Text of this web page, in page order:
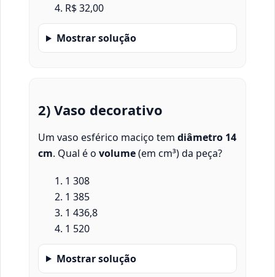
R$ 32,00
Mostrar solução
2) Vaso decorativo
Um vaso esférico maciço tem diâmetro 14
cm. Qual é o volume(em cm³) da peça?
1 308
1 385
1 436,8
1 520
Mostrar solução